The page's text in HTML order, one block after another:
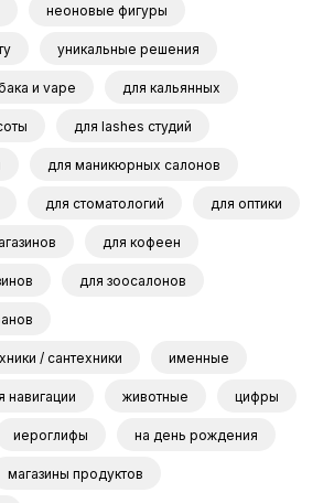
неоновые фигуры
уникальные решения
и vape для кальянных
для lashes студий
для маникюрных салонов
для стоматологий для оптики
для кофеен
для зоосалонов
/ сантехники именные
навигации животные цифры
иероглифы на день рождения
магазины продуктов